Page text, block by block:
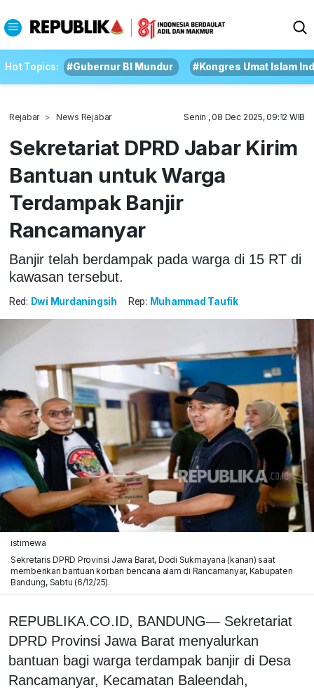
Hot Topics: #Gubernur BI Mundur #Kongres Umat Islam
Rejabar News Rejabar Senin , 08 Dec 2025, 09:12 WIB
Sekretariat DPRD Jabar Kirim
Bantuan untuk Warga
Terdampak Banjir
Rancamanyar
Banjir telah berdampak pada warga di 15 RT di
kawasan tersebut.
Red: Dwi Murdaningsih Rep: Muhammad Taufik
istimewa
Sekretaris DPRD Provinsi Jawa Barat, Dodi Sukmayana (kanan) saat
memberikan bantuan korban bencana alam di Rancamanyar, Kabupaten
Bandung, Sabtu (6/12/25).
REPUBLIKA.CO.ID, BANDUNG— Sekretariat
DPRD Provinsi Jawa Barat menyalurkan
bantuan bagi warga terdampak banjir di Desa
Rancamanyar, Kecamatan Baleendah,